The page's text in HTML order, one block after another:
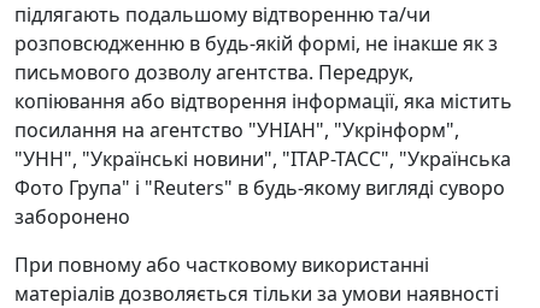
підлягають подальшому відтворенню та/чи
розповсюдженню в будь-якій формі, не інакше як з
письмового дозволу агентства. Передрук,
копіювання або відтворення інформації, яка містить
посилання на агентство "УНІАН", "Укрінформ",
"УНН", "Українські новини", "ІТАР-ТАСС", "Українська
Фото Група" і "Reuters" в будь-якому вигляді суворо
заборонено
При повному або частковому використанні
матеріалів дозволяється тільки за умови наявності